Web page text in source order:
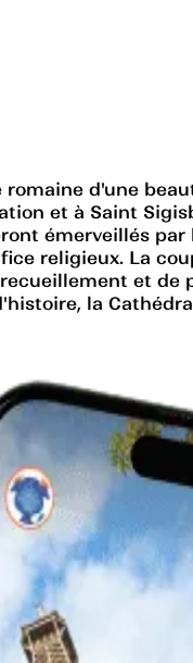
d'une
et à Saint
émerveillés
religieux. La
et de
la